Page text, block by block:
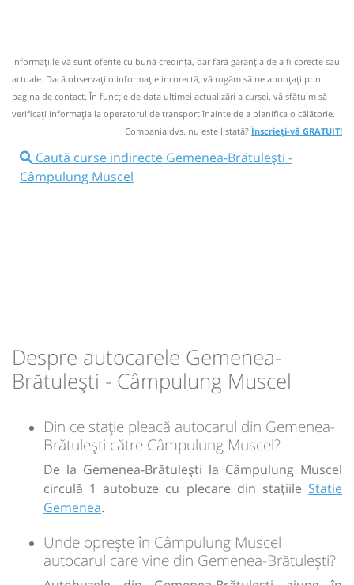
Nu a circulat?Semnalați aici
Pune poze din călătoria ta ⤣
08:40 Gemenea-Brătulești Statie Gemenea
Microbuz: # Targoviste-Campulung Muscel
Afiseaza itinerariu
-
Sursa:GRUP ATYC SRL | Ultima actualizare:11/2025
Informaţiile vă sunt oferite cu bună credinţă, dar fără garanţia de a fi corecte sau
actuale. Dacă observați o informaţie incorectă, vă rugăm să ne anunțați prin
pagina de contact. În funcție de data ultimei actualizări a cursei, vă sfătuim să
verificaţi informaţia la operatorul de transport înainte de a planifica o călătorie.
Compania dvs. nu este listată?Înscrieți-vă GRATUIT!
Caută curse indirecte Gemenea-Brătulești -
Câmpulung Muscel
Despre autocarele Gemenea-
Brătulești - Câmpulung Muscel
Din ce stație pleacă autocarul din Gemenea-
Brătulești către Câmpulung Muscel?
De la Gemenea-Brătulești la Câmpulung Muscel
circulă 1 autobuze cu plecare din stațiile Statie
Gemenea.
Unde oprește în Câmpulung Muscel
autocarul care vine din Gemenea-Brătulești?